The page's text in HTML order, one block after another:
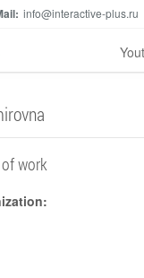
info@interactive-plus.ru
work